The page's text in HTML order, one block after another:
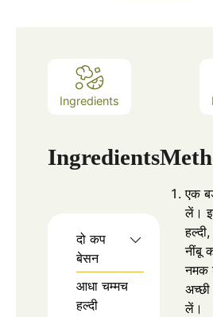
Ingredients
Ingredients
दो कप
बेसन
आधा चम्मच
हल्दी
एक
लें।
हल्दी,
नींबू
नमक
अच्छी
लें।